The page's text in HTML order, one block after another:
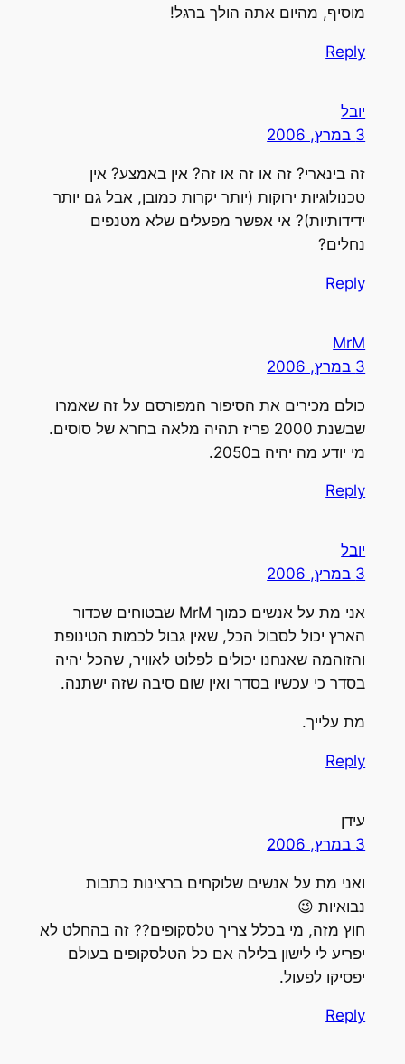
מוסיף, מהיום אתה הולך ברגל!
Reply
יובל
3 במרץ, 2006
זה בינארי? זה או זה או זה? אין באמצע? אין
טכנולוגיות ירוקות (יותר יקרות כמובן, אבל גם יותר
ידידותיות)? אי אפשר מפעלים שלא מטנפים
נחלים?
Reply
MrM
3 במרץ, 2006
כולם מכירים את הסיפור המפורסם על זה שאמרו
שבשנת 2000 פריז תהיה מלאה בחרא של סוסים.
מי יודע מה יהיה ב2050.
Reply
יובל
3 במרץ, 2006
אני מת על אנשים כמוך MrM שבטוחים שכדור
הארץ יכול לסבול הכל, שאין גבול לכמות הטינופת
והזוהמה שאנחנו יכולים לפלוט לאוויר, שהכל יהיה
בסדר כי עכשיו בסדר ואין שום סיבה שזה ישתנה.
מת עלייך.
Reply
עידן
3 במרץ, 2006
ואני מת על אנשים שלוקחים ברצינות כתבות
נבואיות 😉
חוץ מזה, מי בכלל צריך טלסקופים?? זה בהחלט לא
יפריע לי לישון בלילה אם כל הטלסקופים בעולם
יפסיקו לפעול.
Reply